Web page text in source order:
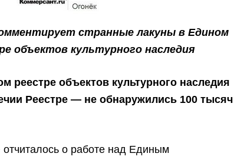
странные лакуны в Едином
объектов культурного наследия
реестре объектов культурного наследия
Реестре — не обнаружились 100 тысяч
о работе над Единым